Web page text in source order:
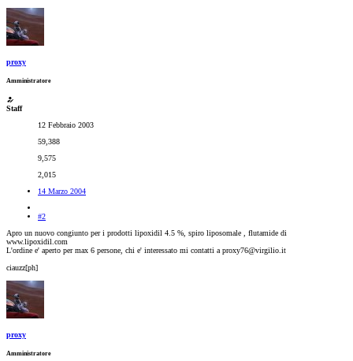
proxy
Amministratore
Staff
12 Febbraio 2003
59,388
9,575
2,015
14 Marzo 2004
#2
Apro un nuovo congiunto per i prodotti lipoxidil 4.5 %, spiro liposomale , flutamide di
www.lipoxidil.com
L'ordine e' aperto per max 6 persone, chi e' interessato mi contatti a proxy76@virgilio.it
ciauzz[ph]
proxy
Amministratore